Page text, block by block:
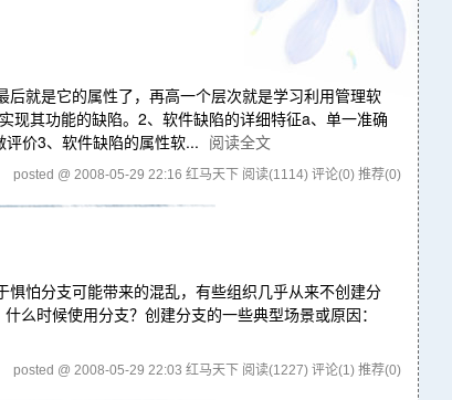
就是它的属性了，再高一个层次就是学习利用管理软
现其功能的缺陷。2、软件缺陷的详细特征a、单一准确
价3、软件缺陷的属性软... 阅读全文
posted @ 2008-05-29 22:16 红马天下 阅读(1114) 评论(0) 推荐(0)
怕分支可能带来的混乱，有些组织几乎从来不创建分
么时候使用分支？创建分支的一些典型场景或原因：
posted @ 2008-05-29 22:03 红马天下 阅读(1227) 评论(1) 推荐(0)